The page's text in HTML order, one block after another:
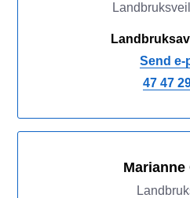
Send e-
47 47
Marianne